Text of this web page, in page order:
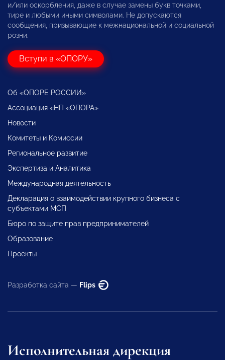
и/или оскорбления, даже в случае замены букв точками,
тире и любыми иными символами. Не допускаются
сообщения, призывающие к межнациональной и социальной
розни.
Вступи в «ОПОРУ»
Об «ОПОРЕ РОССИИ»
Ассоциация «НП «ОПОРА»
Новости
Комитеты и Комиссии
Региональное развитие
Экспертиза и Аналитика
Международная деятельность
Декларация о взаимодействии крупного бизнеса с
субъектами МСП
Бюро по защите прав предпринимателей
Образование
Проекты
Разработка сайта — Flips
Исполнительная дирекция